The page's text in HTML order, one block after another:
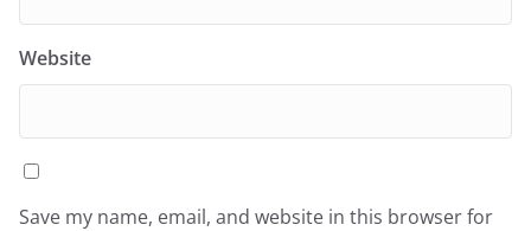
Website
Save my name, email, and website in this browser for